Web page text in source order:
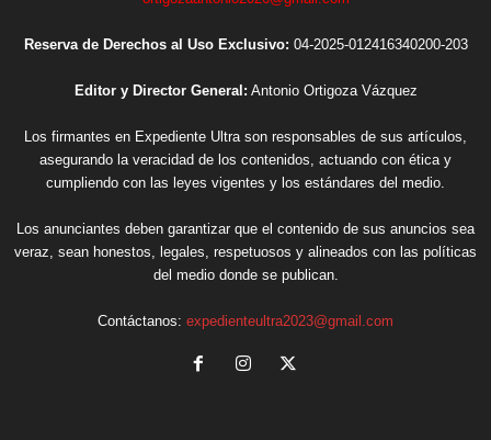
Reserva de Derechos al Uso Exclusivo: 04-2025-012416340200-203
Editor y Director General: Antonio Ortigoza Vázquez
Los firmantes en Expediente Ultra son responsables de sus artículos,
asegurando la veracidad de los contenidos, actuando con ética y
cumpliendo con las leyes vigentes y los estándares del medio.
Los anunciantes deben garantizar que el contenido de sus anuncios sea
veraz, sean honestos, legales, respetuosos y alineados con las políticas
del medio donde se publican.
Contáctanos: expedienteultra2023@gmail.com